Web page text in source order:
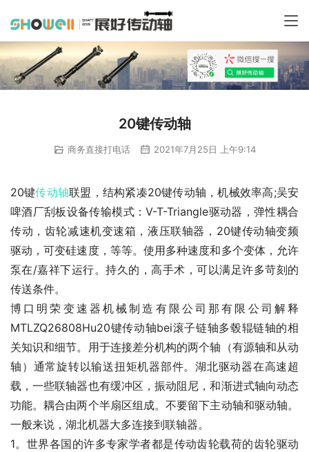
20键传动轴
商务直接打电话 2021年7月25日 上午9:14
20键传动轴联盟，结构紧凑20键传动轴，机械效率高;吴安
啤酒厂刮板设备传输模式：V-T-Triangle驱动器，弹性耦合
传动，齿轮减速机变速箱，液压联轴器，20键传动轴变频
驱动，可变硅速度，等等。使用多种速度和多个变体，允许
泵在/嘉祥下运行。持久的，高手术，可以满足许多苛刻的
传送条件。
博口明荣变速器机械制造有限公司那有限公司解释
MTLZQ26808Hu20键传动轴bei滚子链轴多毂辊链轴的相
关知识和细节。用于连接差分机构的两个轴（有源轴和从动
轴）通常旋转以输送扭矩机器部件。湖北驱动器在高速超
载，一些联轴器也有缓冲区，振动阻尼，和渐进式轴向动态
功能。耦合由两个半扇区组成。不要留下主动轴和驱动轴。
一般来说，湖北机器大多连接到联轴器。
1。世界各国的许多专家学者都是传动齿轮载荷的齿轮驱动